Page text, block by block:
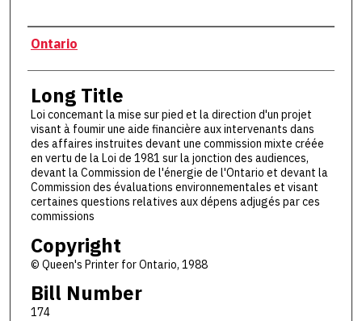
Authors
Ontario
Long Title
Loi concemant la mise sur pied et la direction d'un projet
visant à foumir une aide financière aux intervenants dans
des affaires instruites devant une commission mixte créée
en vertu de la Loi de 1981 sur la jonction des audiences,
devant la Commission de l'énergie de l'Ontario et devant la
Commission des évaluations environnementales et visant
certaines questions relatives aux dépens adjugés par ces
commissions
Copyright
© Queen's Printer for Ontario, 1988
Bill Number
174